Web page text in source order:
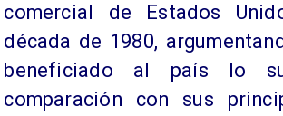
comercial de Estados
década de 1980,
beneficiado al país lo
comparación con sus